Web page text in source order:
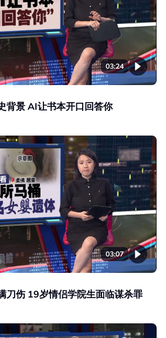
03:24
背景 AI让书本开口回答你
03:07
刀伤 19岁情侣学院生面临谋杀罪